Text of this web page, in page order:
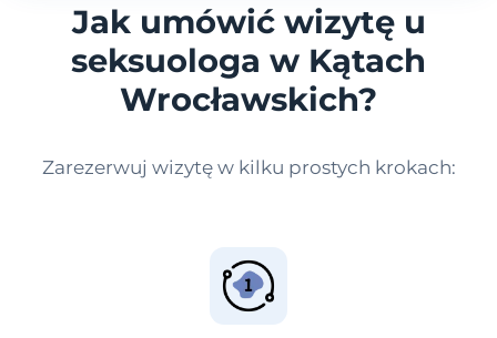
Jak umówić wizytę u
seksuologa w Kątach
Wrocławskich?
Zarezerwuj wizytę w kilku prostych krokach: